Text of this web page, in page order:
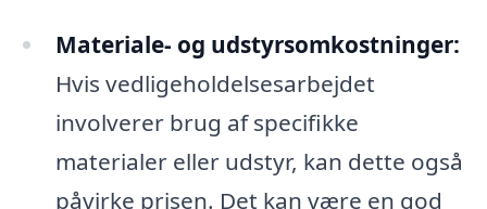
Materiale- og udstyrsomkostninger:
Hvis vedligeholdelsesarbejdet
involverer brug af specifikke
materialer eller udstyr, kan dette også
påvirke prisen. Det kan være en god